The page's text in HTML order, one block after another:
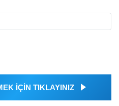
İÇİN TIKLAYINIZ